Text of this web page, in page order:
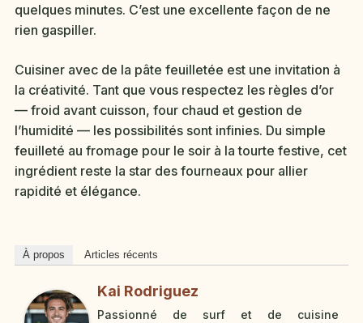
quelques minutes. C’est une excellente façon de ne
rien gaspiller.
Cuisiner avec de la pâte feuilletée est une invitation à
la créativité. Tant que vous respectez les règles d’or
— froid avant cuisson, four chaud et gestion de
l’humidité — les possibilités sont infinies. Du simple
feuilleté au fromage pour le soir à la tourte festive, cet
ingrédient reste la star des fourneaux pour allier
rapidité et élégance.
À propos Articles récents
Kai Rodriguez
Passionné de surf et de cuisine